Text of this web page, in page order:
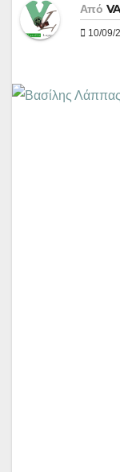
Από
10/09/